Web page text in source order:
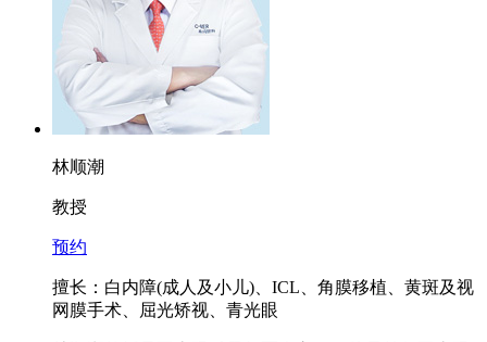
林顺潮
教授
预约
擅长：白内障(成人及小儿)、ICL、角膜移植、黄斑及视
网膜手术、屈光矫视、青光眼